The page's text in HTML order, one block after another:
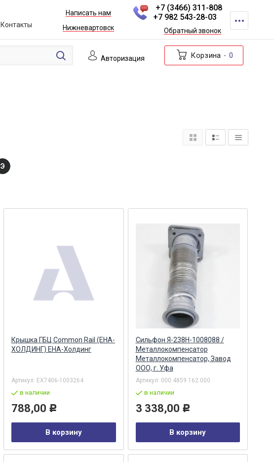
Контакты
Написать нам
Нижневартовск
+7 (3466) 311-808
+7 982 543-28-03
Обратный звонок
Авторизация Корзина 0
Э
Крышка ГБЦ Common Rail (ЕНА-
ХОЛДИНГ) ЕНА-Холдинг
Артикул: ЕХ7406-1003264
в наличии
788,00 Р
В корзину
Сильфон Я-238Н-1008088 /
Металлокомпенсатор
Металлокомпенсатор, Завод
ООО, г. Уфа
Артикул: 000.4859.162.000
в наличии
3 338,00 Р
В корзину